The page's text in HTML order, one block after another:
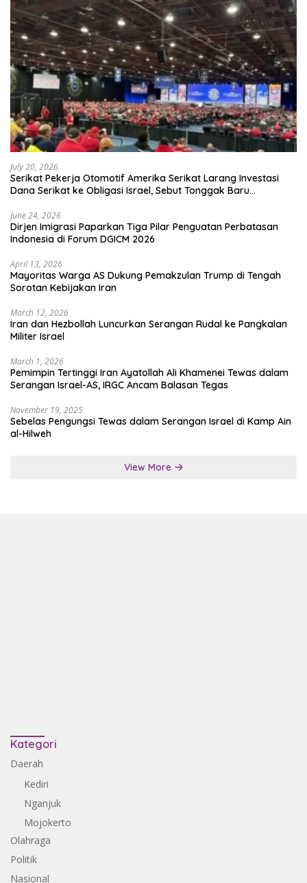
July 20, 2026
Serikat Pekerja Otomotif Amerika Serikat Larang Investasi
Dana Serikat ke Obligasi Israel, Sebut Tonggak Baru
June 24, 2026
Dirjen Imigrasi Paparkan Tiga Pilar Penguatan Perbatasan
Indonesia di Forum DGICM 2026
April 13, 2026
Mayoritas Warga AS Dukung Pemakzulan Trump di Tengah
Sorotan Kebijakan Iran
March 12, 2026
Iran dan Hezbollah Luncurkan Serangan Rudal ke Pangkalan
Militer Israel
March 1, 2026
Pemimpin Tertinggi Iran Ayatollah Ali Khamenei Tewas dalam
Serangan Israel-AS, IRGC Ancam Balasan Tegas
November 19, 2025
Sebelas Pengungsi Tewas dalam Serangan Israel di Kamp Ain
al-Hilweh
View More
Kategori
Daerah
Kediri
Nganjuk
Mojokerto
Olahraga
Politik
Nasional